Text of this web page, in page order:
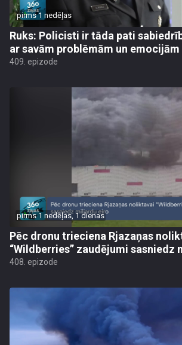
pirms 1 nedēļas
Ruks: Policisti ir tāda pati
ar savām problēmām un emocijām
409. epizode
pirms 1 nedēļas, 1 dienas
Pēc dronu trieciena Rjazaņas
“Wildberries” zaudējumi sasniedz
408. epizode